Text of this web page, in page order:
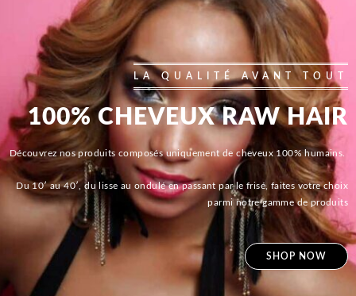
LA QUALITÉ AVANT TOUT
100% CHEVEUX RAW HAIR
Découvrez nos produits composés uniquement de cheveux 100% humains.
Du 10′ au 40′, du lisse au ondulé en passant par le frisé, faites votre choix
parmi notre gamme de produits
SHOP NOW